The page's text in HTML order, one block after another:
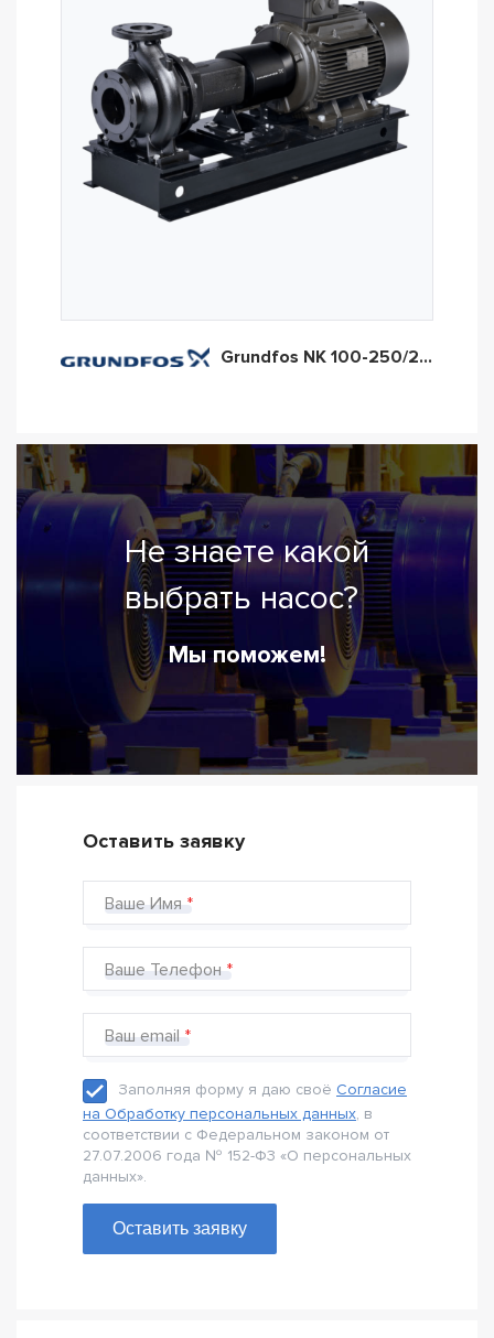
Grundfos NK 100-250/274 EUP (арт. 98838981)
Не знаете какой
выбрать насос?
Мы поможем!
Оставить заявку
Ваше Имя
Ваше Телефон
Ваш email
Заполняя форму я даю своё Согласие
на Обработку персональных данных, в
соответствии с Федеральном законом от
27.07.2006 года № 152-Ф3 «О персональных
данных».
Оставить заявку